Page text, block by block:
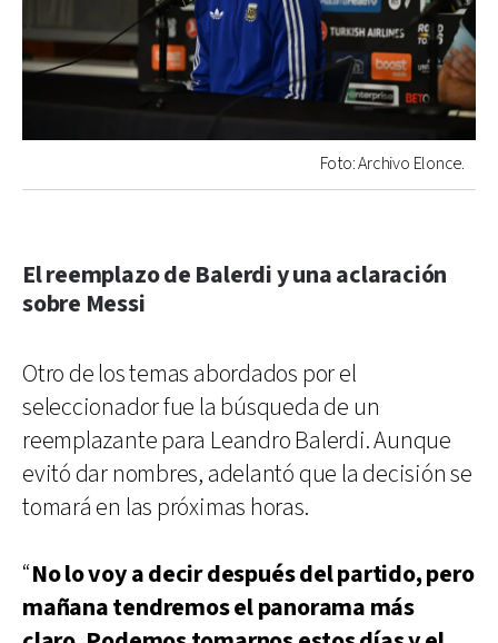
Foto: Archivo Elonce.
El reemplazo de Balerdi y una aclaración
sobre Messi
Otro de los temas abordados por el
seleccionador fue la búsqueda de un
reemplazante para Leandro Balerdi. Aunque
evitó dar nombres, adelantó que la decisión se
tomará en las próximas horas.
“No lo voy a decir después del partido, pero
mañana tendremos el panorama más